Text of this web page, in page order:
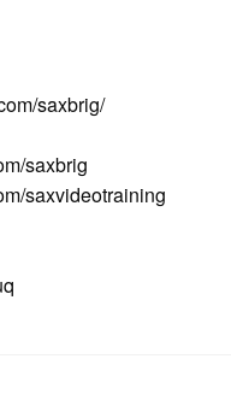
saxbrig/
saxbrig
saxvideotraining